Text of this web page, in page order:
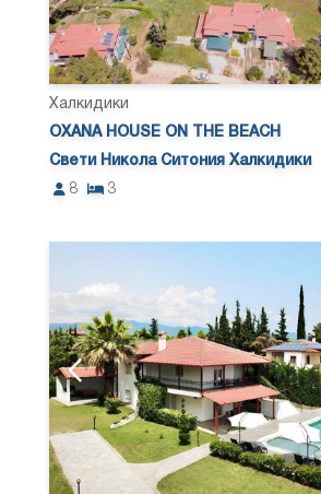
Халкидики
OXANA HOUSE ON THE BEACH
Свети Никола Ситония Халкидики
8
3